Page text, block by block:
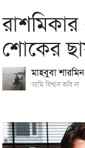
শোকের
মাহবুবা
আমি বিশ্বাস করি না